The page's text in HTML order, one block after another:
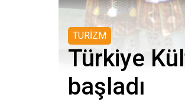
TURİZM
Türkiye
başladı